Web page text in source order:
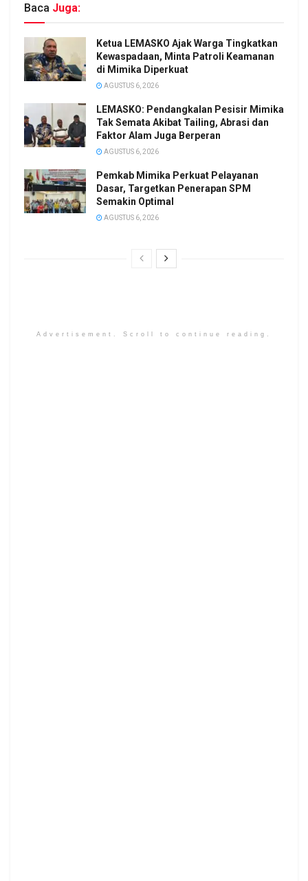
Baca Juga:
Ketua LEMASKO Ajak Warga Tingkatkan
Kewaspadaan, Minta Patroli Keamanan
di Mimika Diperkuat
AGUSTUS 6, 2026
LEMASKO: Pendangkalan Pesisir Mimika
Tak Semata Akibat Tailing, Abrasi dan
Faktor Alam Juga Berperan
AGUSTUS 6, 2026
Pemkab Mimika Perkuat Pelayanan
Dasar, Targetkan Penerapan SPM
Semakin Optimal
AGUSTUS 6, 2026
Advertisement. Scroll to continue reading.